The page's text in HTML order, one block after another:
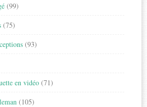
(99)
(75)
(93)
en vidéo (71)
(105)